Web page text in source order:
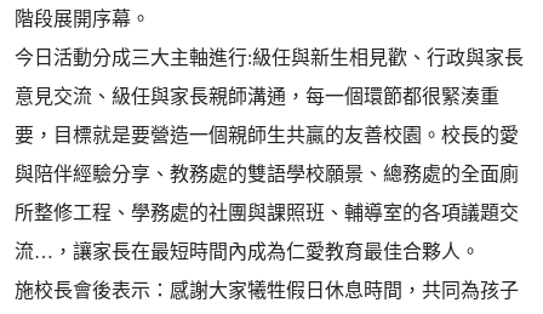
階段展開序幕。
今日活動分成三大主軸進行:級任與新生相見歡、行政與家長
意見交流、級任與家長親師溝通，每一個環節都很緊湊重
要，目標就是要營造一個親師生共贏的友善校園。校長的愛
與陪伴經驗分享、教務處的雙語學校願景、總務處的全面廁
所整修工程、學務處的社團與課照班、輔導室的各項議題交
流…，讓家長在最短時間內成為仁愛教育最佳合夥人。
施校長會後表示：感謝大家犧牲假日休息時間，共同為孩子